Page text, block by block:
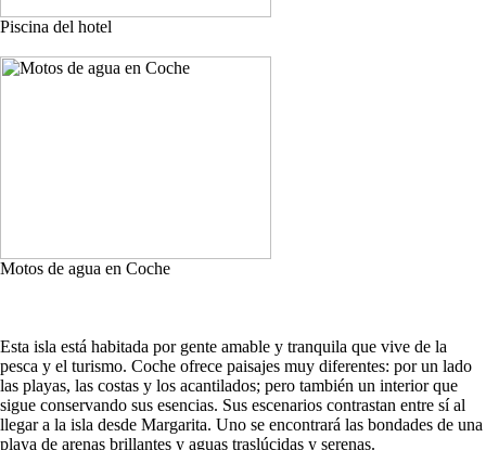
Piscina del hotel
Motos de agua en Coche
Esta isla está habitada por gente amable y tranquila que vive de la
pesca y el turismo. Coche ofrece paisajes muy diferentes: por un lado
las playas, las costas y los acantilados; pero también un interior que
sigue conservando sus esencias. Sus escenarios contrastan entre sí al
llegar a la isla desde Margarita. Uno se encontrará las bondades de una
playa de arenas brillantes y aguas traslúcidas y serenas.